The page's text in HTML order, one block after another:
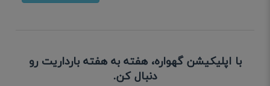
با اپلیکیشن گهواره، هفته به هفته بارداریت رو
دنبال کن.